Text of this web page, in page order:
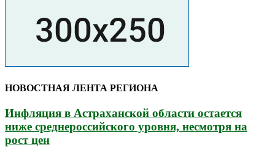
НОВОСТНАЯ ЛЕНТА РЕГИОНА
Инфляция в Астраханской области остается
ниже среднероссийского уровня, несмотря на
рост цен